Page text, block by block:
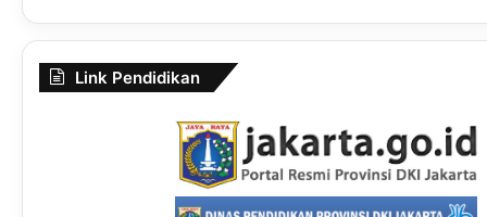
Link Pendidikan